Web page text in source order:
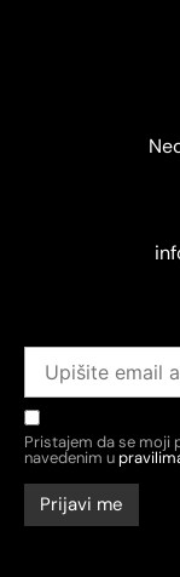
Pristajem da se moji
navedenim u